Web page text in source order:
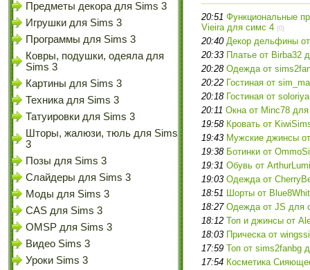
Предметы декора для Sims 3
Игрушки для Sims 3
Программы для Sims 3
Ковры, подушки, одеяла для
Sims 3
Картины для Sims 3
Техника для Sims 3
Татуировки для Sims 3
Шторы, жалюзи, тюль для Sims
3
Позы для Sims 3
Слайдеры для Sims 3
Моды для Sims 3
CAS для Sims 3
OMSP для Sims 3
Видео Sims 3
Уроки Sims 3
20:51 Функциональные
Vieira для симс 4 (0)
20:40 Декор дельфины
20:33 Платье от Birba32
20:28 Одежда от
20:22 Гостиная от
20:18 Гостиная от
20:11 Окна от Minc78
19:58 Кровать от
19:43 Мужские джинсы
19:38 Ботинки от
19:31 Обувь от
19:03 Одежда от
18:51 Шорты от
18:27 Одежда от JS для
18:12 Топ и джинсы от
18:03 Прическа от
17:59 Топ от sims2fanbg
17:54 Косметика